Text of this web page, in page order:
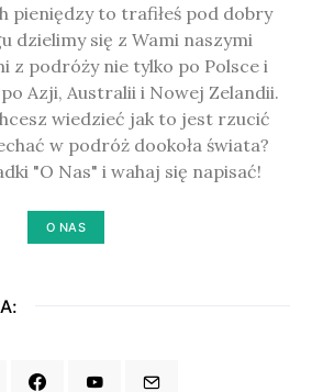
pieniędzy to trafiłeś pod dobry
dzielimy się z Wami naszymi
z podróży nie tylko po Polsce i
Azji, Australii i Nowej Zelandii.
wiedzieć jak to jest rzucić
w podróż dookoła świata?
"O Nas" i wahaj się napisać!
O NAS